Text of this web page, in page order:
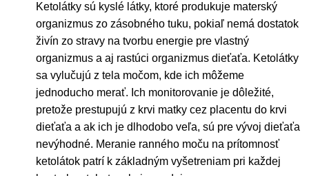
Ketolátky sú kyslé látky, ktoré produkuje materský
organizmus zo zásobného tuku, pokiaľ nemá dostatok
živín zo stravy na tvorbu energie pre vlastný
organizmus a aj rastúci organizmus dieťaťa. Ketolátky
sa vylučujú z tela močom, kde ich môžeme
jednoducho merať. Ich monitorovanie je dôležité,
pretože prestupujú z krvi matky cez placentu do krvi
dieťaťa a ak ich je dlhodobo veľa, sú pre vývoj dieťaťa
nevýhodné. Meranie ranného moču na prítomnosť
ketolátok patrí k základným vyšetreniam pri každej